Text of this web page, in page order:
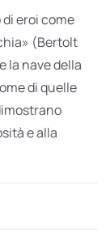
eroi come
(Bertolt
la nave della
di quelle
e alla